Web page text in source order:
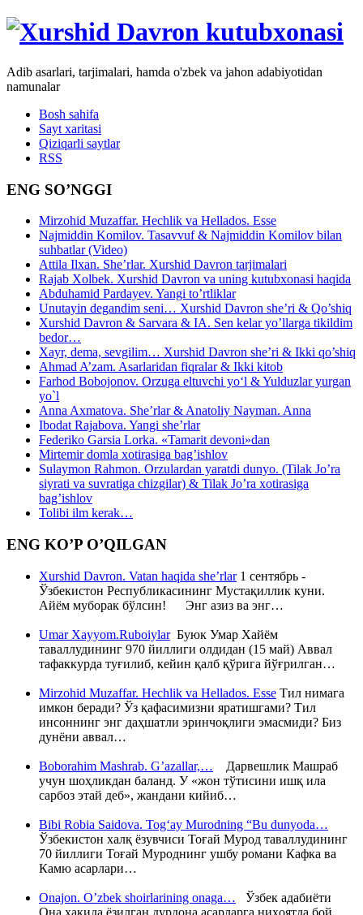
Adib asarlari, tarjimalari, hamda o'zbek va jahon adabiyotidan
namunalar
Bosh sahifa
Sayt xaritasi
Qiziqarli saytlar
RSS
ENG SO’NGGI
Mirzohid Muzaffar. Hechlik va Hellados. Esse
Najmiddin Komilov. Tasavvuf & Najmiddin Komilov bilan
suhbatlar (Video)
Attila Ilxan. She’rlar. Xurshid Davron tarjimalari
Rajab Xolbek. Xurshid Davron va uning kutubxonasi haqida
Abduhamid Pardayev. Yangi to’rtliklar
Unutayin degandim seni… Xurshid Davron she’ri & Qo’shiq
Xurshid Davron & Sarvara & IA. Sen kelar yo’llarga tikildim
bedor…
Xayr, dema, sevgilim… Xurshid Davron she’ri & Ikki qo’shiq
Ahmad A’zam. Asarlaridan fiqralar & Ikki kitob
Farhod Bobojonov. Orzuga eltuvchi yo‘l & Yulduzlar yurgan
yo`l
Anna Axmatova. She’rlar & Anatoliy Nayman. Anna
Ibodat Rajabova. Yangi she’rlar
Federiko Garsia Lorka. «Tamarit devoni»dan
Mirtemir domla xotirasiga bag’ishlov
Sulaymon Rahmon. Orzulardan yaratdi dunyo. (Tilak Jo’ra
siyrati va suvratiga chizgilar) & Tilak Jo’ra xotirasiga
bag’ishlov
Tolibi ilm kerak…
ENG KO’P O’QILGAN
Xurshid Davron. Vatan haqida she’rlar1 сентябрь -
Ўзбекистон Республикасининг Мустақиллик куни.
Айём муборак бўлсин! Энг азиз ва энг…
Umar Xayyom.RuboiylarБуюк Умар Хайём
таваллудининг 970 йиллиги олдидан (15 май) Аввал
тафаккурда туғилиб, кейин қалб қўрига йўғрилган…
Mirzohid Muzaffar. Hechlik va Hellados. Esse Тил нимага
имкон беради? Ўз қафасимизни яратишгами? Тил
инсоннинг энг даҳшатли эринчоқлиги эмасмиди? Биз
дунёни аввал…
Boborahim Mashrab. G’azallar,… Дарвешлик Машраб
учун шоҳликдан баланд. У «жон тўтисини ишқ ила
сарбоз этай деб», жандани кийиб…
Bibi Robia Saidova. Tog‘ay Murodning “Bu dunyoda…
Ўзбекистон халқ ёзувчиси Тоғай Мурод таваллудининг
70 йиллиги Тоғай Муроднинг ушбу романи Кафка ва
Камю асарлари…
Onajon. O’zbek shoirlarining onaga… Ўзбек адабиёти
Она ҳақида ёзилган дурдона асарларга ниҳоятда бой.